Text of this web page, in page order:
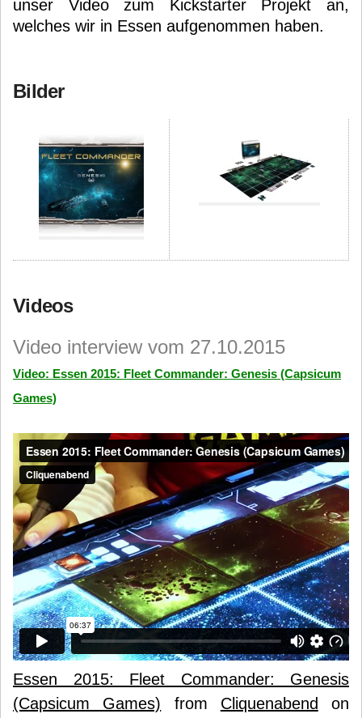
unser Video zum Kickstarter Projekt an,
welches wir in Essen aufgenommen haben.
Bilder
Videos
Video interview vom 27.10.2015
Video: Essen 2015: Fleet Commander: Genesis (Capsicum
Games)
Essen 2015: Fleet Commander: Genesis
(Capsicum Games) from Cliquenabend
on